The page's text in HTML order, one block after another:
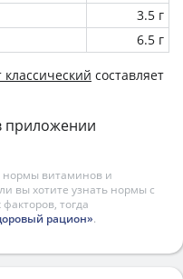
3.5 г
6.5 г
классический составляет
приложении
нормы витаминов и
вы хотите узнать нормы с
тогда
рацион».